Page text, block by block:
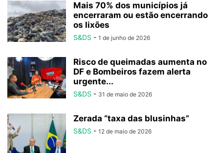
Mais 70% dos municípios já
encerraram ou estão encerrando
os lixões
S&DS - 1 de junho de 2026
Risco de queimadas aumenta no
DF e Bombeiros fazem alerta
urgente...
S&DS - 31 de maio de 2026
Zerada “taxa das blusinhas”
S&DS - 12 de maio de 2026